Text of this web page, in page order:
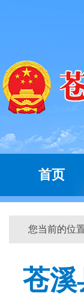
首页
您当前的位置
苍溪